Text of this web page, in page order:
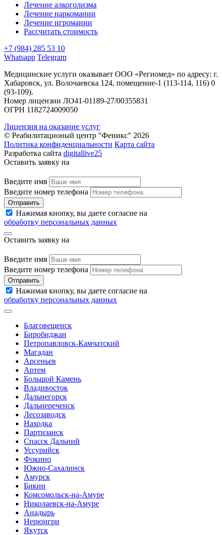
Лечение алкоголизма
Лечение наркомании
Лечение игромании
Рассчитать стоимость
+7 (984) 285 53 10
Whatsapp Telegram
Медицинские услуги оказывает ООО «Региомед» по адресу: г.
Хабаровск, ул. Волочаевска 124, помещение-1 (113-114, 116) 0
(93-109).
Номер лицензии ЛО41-01189-27/00355831
ОГРН 1182724009050
Лицензия на оказание услуг
© Реабилитационый центр "Феникс" 2026
Политика конфиденциальности Карта сайта
Разработка сайта digitallive25
Оставить заявку на
Введите имя
Введите номер телефона
Отправить
Нажимая кнопку, вы даете согласие на
обработку персональных данных
Оставить заявку на
Введите имя
Введите номер телефона
Отправить
Нажимая кнопку, вы даете согласие на
обработку персональных данных
Благовещенск
Биробиджан
Петропавловск-Камчатский
Магадан
Арсеньев
Артем
Большой Камень
Владивосток
Дальнегорск
Дальнереченск
Лесозаводск
Находка
Партизанск
Спасск Дальний
Уссурийск
Фокино
Южно-Сахалинск
Амурск
Бикин
Комсомольск-на-Амуре
Николаевск-на-Амуре
Анадырь
Нерюнгри
Якутск